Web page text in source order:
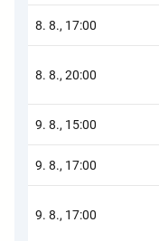
8. 8., 17:00
8. 8., 20:00
9. 8., 15:00
9. 8., 17:00
9. 8., 17:00